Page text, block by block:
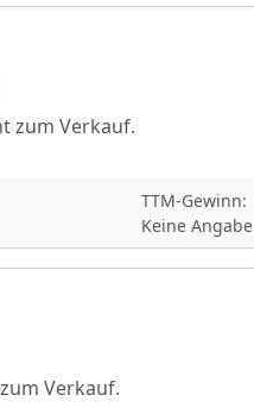
zum Verkauf.
TTM-Gewinn:
Keine Angabe
Verkauf.